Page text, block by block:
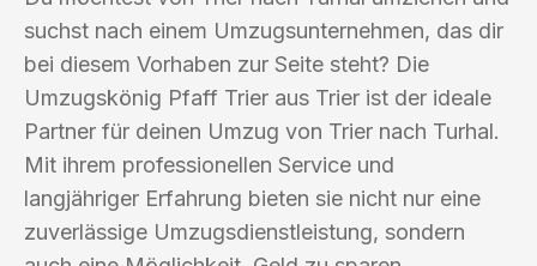
suchst nach einem Umzugsunternehmen, das dir
bei diesem Vorhaben zur Seite steht? Die
Umzugskönig Pfaff Trier aus Trier ist der ideale
Partner für deinen Umzug von Trier nach Turhal.
Mit ihrem professionellen Service und
langjähriger Erfahrung bieten sie nicht nur eine
zuverlässige Umzugsdienstleistung, sondern